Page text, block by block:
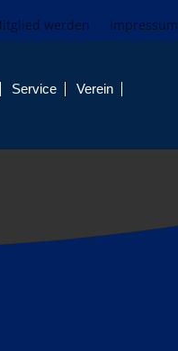
werden Impressum
Service Verein